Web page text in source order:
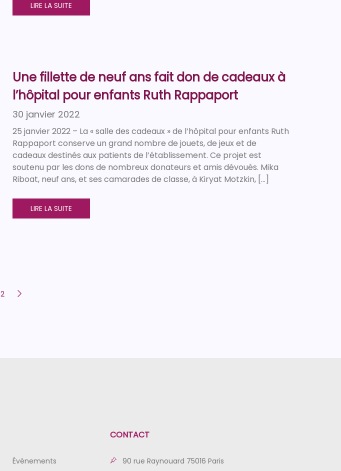
LIRE LA SUITE
Une fillette de neuf ans fait don de cadeaux à
l’hôpital pour enfants Ruth Rappaport
30 janvier 2022
25 janvier 2022 – La « salle des cadeaux » de l’hôpital pour enfants Ruth
Rappaport conserve un grand nombre de jouets, de jeux et de
cadeaux destinés aux patients de l’établissement. Ce projet est
soutenu par les dons de nombreux donateurs et amis dévoués. Mika
Riboat, neuf ans, et ses camarades de classe, à Kiryat Motzkin, […]
LIRE LA SUITE
2
Évènements
CONTACT
90 rue Raynouard 75016 Paris